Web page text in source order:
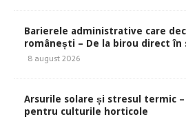
Barierele administrative care
românești – De la birou direct în
8 august 2026
Arsurile solare și stresul termic
pentru culturile horticole